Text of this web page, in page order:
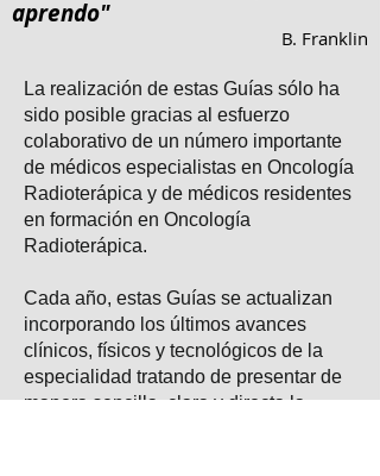
aprendo"
B. Franklin
La realización de estas Guías sólo ha
sido posible gracias al esfuerzo
colaborativo de un número importante
de médicos especialistas en Oncología
Radioterápica y de médicos residentes
en formación en Oncología
Radioterápica.
Cada año, estas Guías se actualizan
incorporando los últimos avances
clínicos, físicos y tecnológicos de la
especialidad tratando de presentar de
manera sencilla, clara y directa la